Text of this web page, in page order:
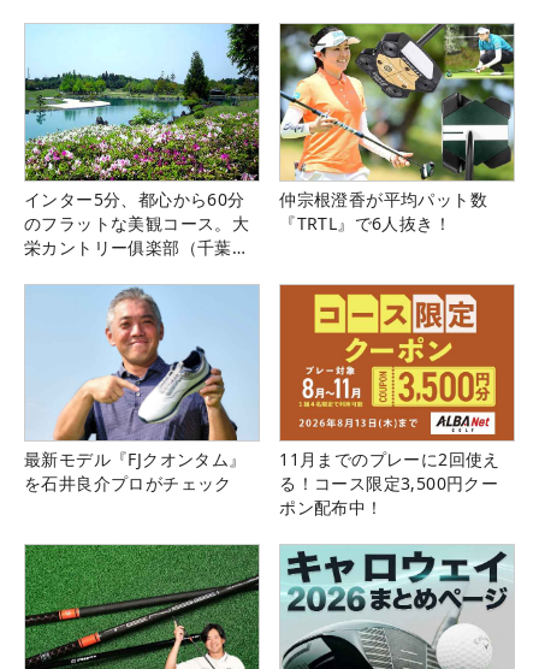
インター5分、都心から60分
のフラットな美観コース。大
栄カントリー俱楽部（千葉
仲宗根澄香が平均パット数
『TRTL』で6人抜き！
最新モデル『FJクオンタム』
を石井良介プロがチェック
11月までのプレーに2回使え
る！コース限定3,500円クー
ポン配布中！